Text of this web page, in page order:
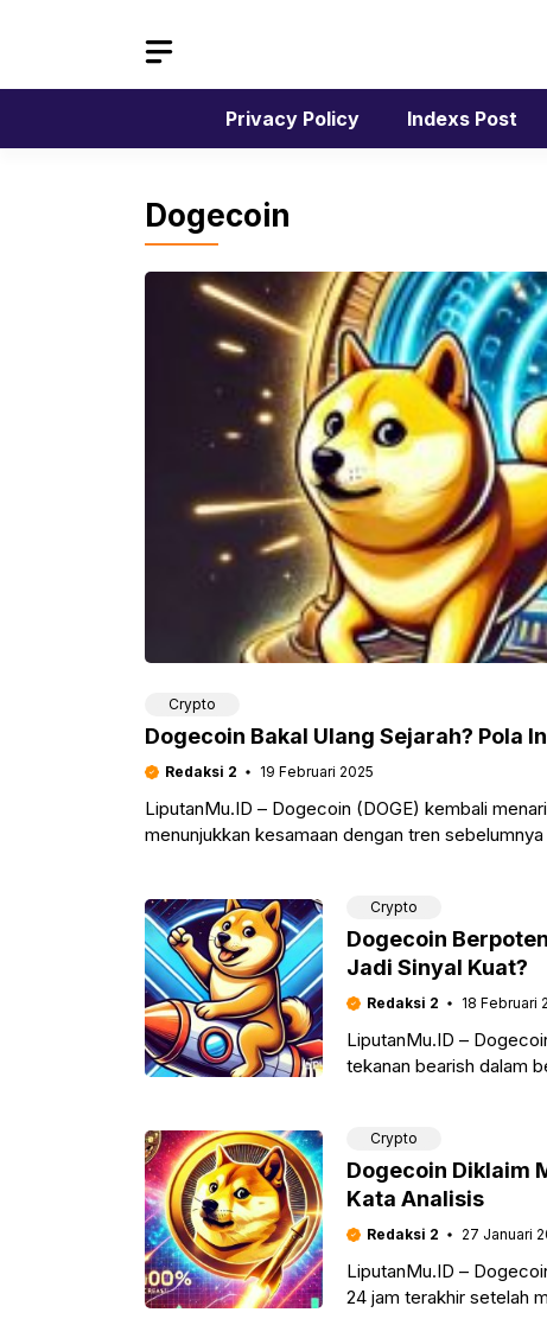
Privacy Policy Indexs Post
Dogecoin
Crypto
Dogecoin Bakal Ulang Sejarah? Pola
Redaksi 2 19 Februari 2025
LiputanMu.ID – Dogecoin (DOGE) kembali
menunjukkan kesamaan dengan tren
Crypto
Dogecoin
Jadi Sinyal Kuat?
Redaksi 2 18 Februari
LiputanMu.ID –
tekanan bearish dalam
Crypto
Dogecoin Diklaim
Kata Analisis
Redaksi 2 27 Januari
LiputanMu.ID –
24 jam terakhir setelah